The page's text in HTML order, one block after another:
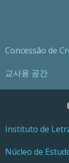
Concessão de
교사용 공간
Instituto de
Núcleo de